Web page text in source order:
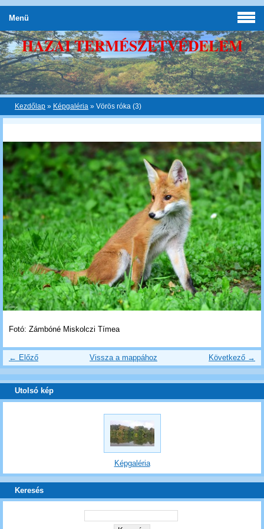
HAZAI TERMÉSZETVÉDELEM
Kezdőlap » Képgaléria » Vörös róka (3)
Fotó: Zámbóné Miskolczi Tímea
← Előző Következő →
Vissza a mappához
Menü
Utolsó kép
Képgaléria
Keresés